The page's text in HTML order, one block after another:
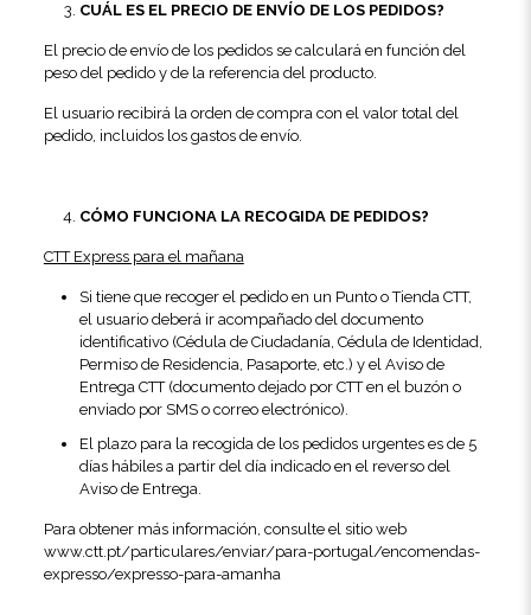
CUÁL ES EL PRECIO DE ENVÍO DE LOS PEDIDOS?
El precio de envío de los pedidos se calculará en función del
peso del pedido y de la referencia del producto.
El usuario recibirá la orden de compra con el valor total del
pedido, incluidos los gastos de envío.
CÓMO FUNCIONA LA RECOGIDA DE PEDIDOS?
CTT Express para el mañana
Si tiene que recoger el pedido en un Punto o Tienda CTT,
el usuario deberá ir acompañado del documento
identificativo (Cédula de Ciudadanía, Cédula de Identidad,
Permiso de Residencia, Pasaporte, etc.) y el Aviso de
Entrega CTT (documento dejado por CTT en el buzón o
enviado por SMS o correo electrónico).
El plazo para la recogida de los pedidos urgentes es de 5
días hábiles a partir del día indicado en el reverso del
Aviso de Entrega.
Para obtener más información, consulte el sitio web
www.ctt.pt/particulares/enviar/para-portugal/encomendas-
expresso/expresso-para-amanha